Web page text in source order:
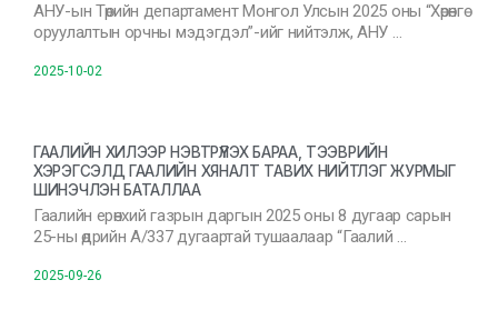
АНУ-ын Төрийн департамент Монгол Улсын 2025 оны “Хөрөнгө
оруулалтын орчны мэдэгдэл”-ийг нийтэлж, АНУ …
2025-10-02
ГААЛИЙН ХИЛЭЭР НЭВТРҮҮЛЭХ БАРАА, ТЭЭВРИЙН
ХЭРЭГСЭЛД ГААЛИЙН ХЯНАЛТ ТАВИХ НИЙТЛЭГ ЖУРМЫГ
ШИНЭЧЛЭН БАТАЛЛАА
Гаалийн ерөнхий газрын даргын 2025 оны 8 дугаар сарын
25-ны өдрийн А/337 дугаартай тушаалаар “Гаалий …
2025-09-26